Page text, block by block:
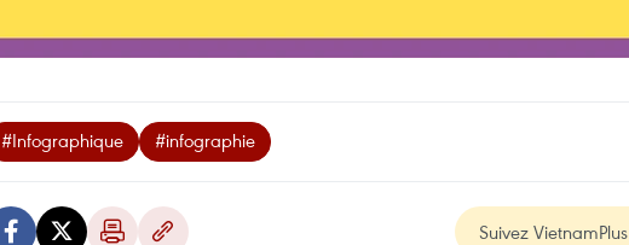
#Infographique #infographie
Suivez VietnamPlus